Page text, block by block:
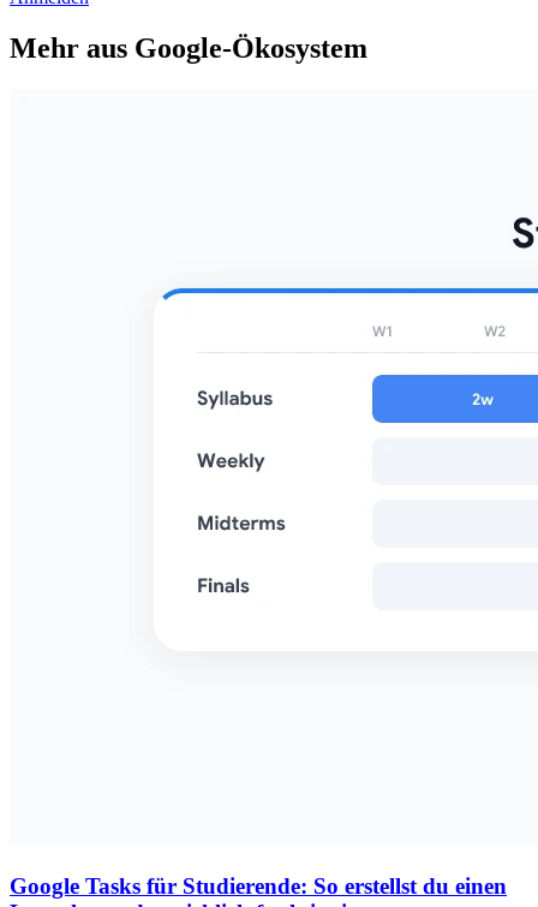
Mehr aus Google-Ökosystem
Google Tasks für Studierende: So erstellst du einen